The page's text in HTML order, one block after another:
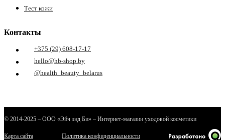
Тест кожи
Контакты
+375 (29) 608-17-17
hello@hb-shop.by
@health_beauty_belarus
© 2014-2025 – ООО «Эйч энд Би» – Интернет-магазин уходовой косметики
Карта сайта Политика конфиденциальности